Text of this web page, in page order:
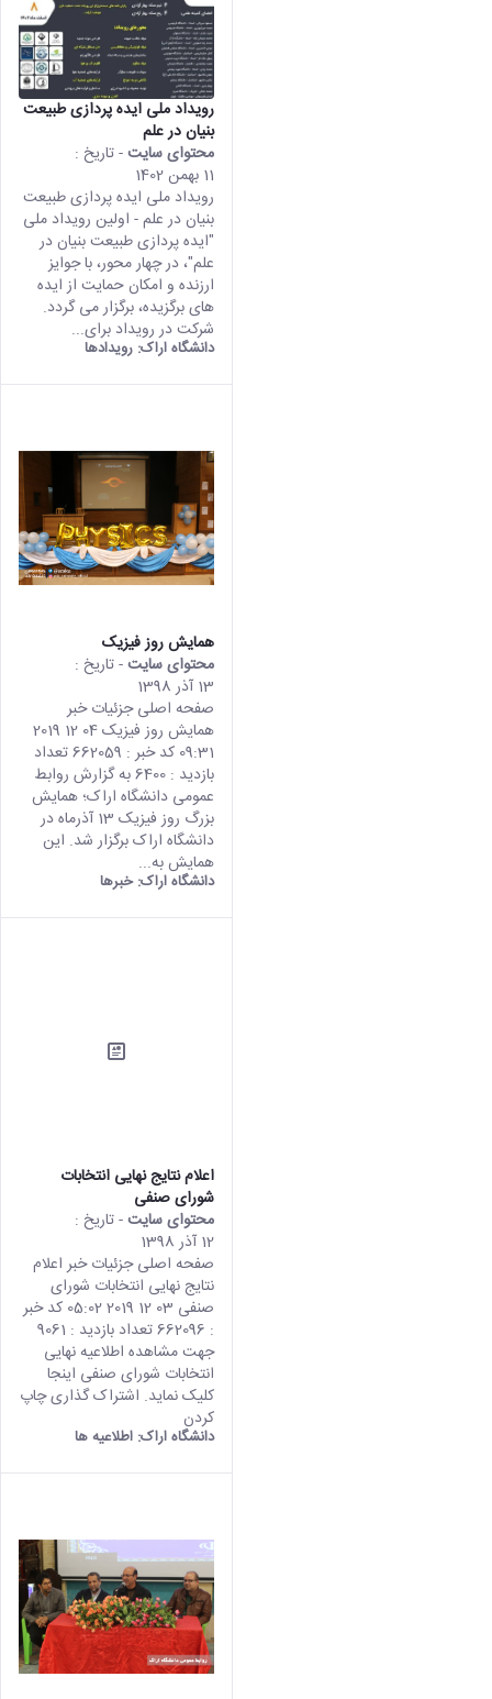
رویداد ملی ایده پردازی طبیعت
بنیان در علم
محتوای سایت- تاریخ :
11 بهمن 1402
رویداد ملی ایده پردازی طبیعت
بنیان در علم - اولین رویداد ملی
"ایده پردازی طبیعت بنیان در
علم"، در چهار محور، با جوایز
ارزنده و امکان حمایت از ایده
های برگزیده، برگزار می گردد.
شرکت در رویداد برای...
دانشگاه اراک: رویدادها
همایش روز فیزیک
محتوای سایت- تاریخ :
13 آذر 1398
صفحه اصلی جزئیات خبر
همایش روز فیزیک 04 12 2019
09:31 کد خبر : 662059 تعداد
بازدید : 6400 به گزارش روابط
عمومی دانشگاه اراک؛ همایش
بزرگ روز فیزیک 13 آذرماه در
دانشگاه اراک برگزار شد. این
همایش به...
دانشگاه اراک:خبرها
اعلام نتایج نهایی انتخابات
شورای صنفی
محتوای سایت- تاریخ :
12 آذر 1398
صفحه اصلی جزئیات خبر اعلام
نتایج نهایی انتخابات شورای
صنفی 03 12 2019 05:02 کد خبر
: 662096 تعداد بازدید : 9061
جهت مشاهده اطلاعیه نهایی
انتخابات شورای صنفی اینجا
کلیک نماید. اشتراک گذاری چاپ
کردن
دانشگاه اراک: اطلاعیه ها